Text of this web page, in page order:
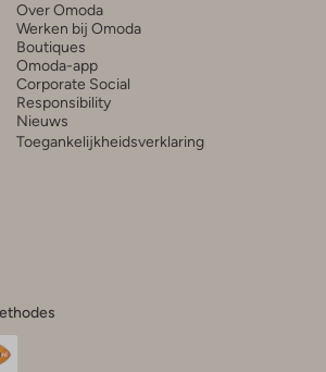
Over Omoda
Werken bij Omoda
Boutiques
Omoda-app
Corporate Social
Responsibility
Nieuws
Toegankelijkheidsverklaring